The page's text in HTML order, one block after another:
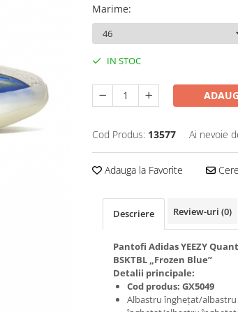
Marime:
IN STOC
Cod Produs: 13577 Ai nevoie
Adauga la Favorite
Descriere Review-uri (0)
Pantofi Adidas YEEZY
BSKTBL „Frozen Blue”
Detalii principale:
Cod produs: GX5049
Albastru înghețat/albastru